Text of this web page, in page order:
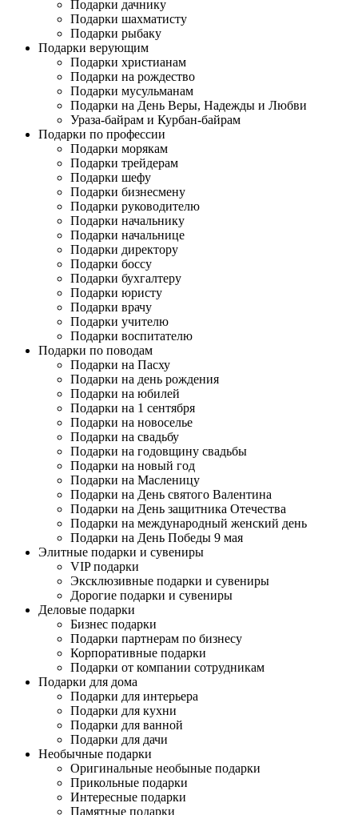
Подарки дачнику
Подарки шахматисту
Подарки рыбаку
Подарки верующим
Подарки христианам
Подарки на рождество
Подарки мусульманам
Подарки на День Веры, Надежды и Любви
Ураза-байрам и Курбан-байрам
Подарки по профессии
Подарки морякам
Подарки трейдерам
Подарки шефу
Подарки бизнесмену
Подарки руководителю
Подарки начальнику
Подарки начальнице
Подарки директору
Подарки боссу
Подарки бухгалтеру
Подарки юристу
Подарки врачу
Подарки учителю
Подарки воспитателю
Подарки по поводам
Подарки на Пасху
Подарки на день рождения
Подарки на юбилей
Подарки на 1 сентября
Подарки на новоселье
Подарки на свадьбу
Подарки на годовщину свадьбы
Подарки на новый год
Подарки на Масленицу
Подарки на День святого Валентина
Подарки на День защитника Отечества
Подарки на международный женский день
Подарки на День Победы 9 мая
Элитные подарки и сувениры
VIP подарки
Эксклюзивные подарки и сувениры
Дорогие подарки и сувениры
Деловые подарки
Бизнес подарки
Подарки партнерам по бизнесу
Корпоративные подарки
Подарки от компании сотрудникам
Подарки для дома
Подарки для интерьера
Подарки для кухни
Подарки для ванной
Подарки для дачи
Необычные подарки
Оригинальные необыные подарки
Прикольные подарки
Интересные подарки
Памятные подарки